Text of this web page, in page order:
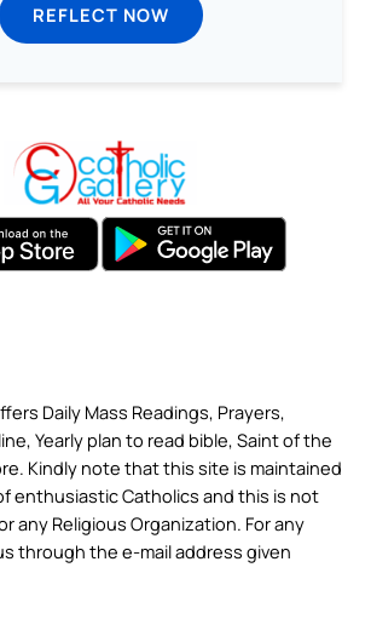
REFLECT NOW
Daily Mass Readings, Prayers,
Yearly plan to read bible, Saint of the
Kindly note that this site is maintained
enthusiastic Catholics and this is not
any Religious Organization. For any
through the e-mail address given